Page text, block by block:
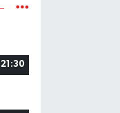
21:30